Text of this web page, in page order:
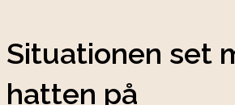
Situationen set
hatten på